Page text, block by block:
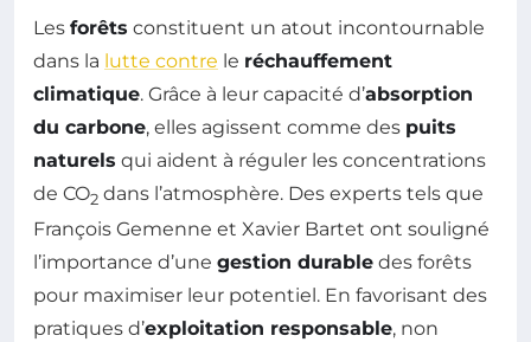
Les forêts constituent un atout incontournable
dans la lutte contre le réchauffement
climatique. Grâce à leur capacité d’absorption
du carbone, elles agissent comme des puits
naturels qui aident à réguler les concentrations
de CO2 dans l’atmosphère. Des experts tels que
François Gemenne et Xavier Bartet ont souligné
l’importance d’une gestion durable des forêts
pour maximiser leur potentiel. En favorisant des
pratiques d’exploitation responsable, non